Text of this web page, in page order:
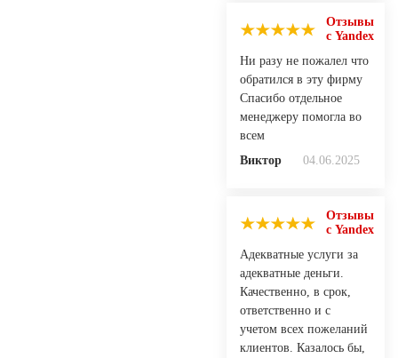
Отзывы
с Yandex
Ни разу не пожалел что
обратился в эту фирму
Спасибо отдельное
менеджеру помогла во
всем
Виктор
04.06.2025
Отзывы
с Yandex
Адекватные услуги за
адекватные деньги.
Качественно, в срок,
ответственно и с
учетом всех пожеланий
клиентов. Казалось бы,